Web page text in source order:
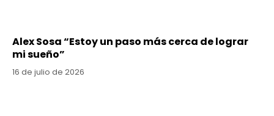
Alex Sosa “Estoy un paso más cerca de lograr
mi sueño”
16 de julio de 2026